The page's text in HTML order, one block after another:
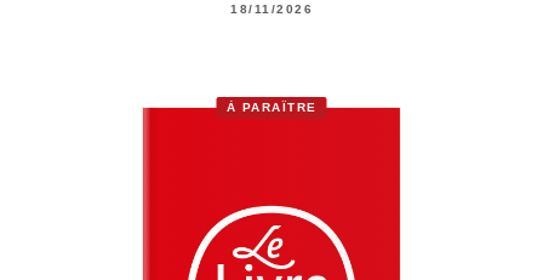
18/11/2026
À PARAÎTRE